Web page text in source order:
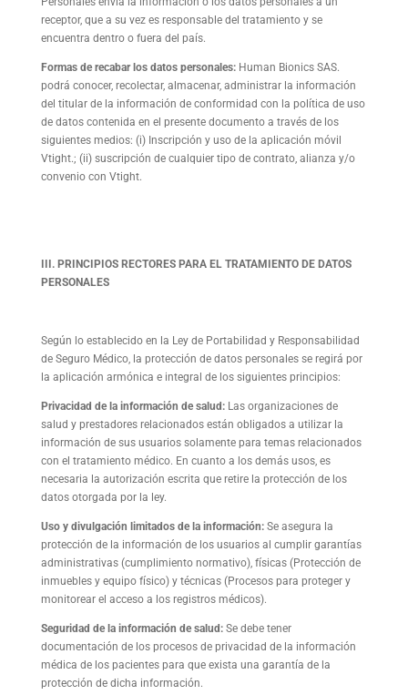
receptor, que a su vez es responsable del tratamiento y se
encuentra dentro o fuera del país.
Formas de recabar los datos personales:Human Bionics SAS.
podrá conocer, recolectar, almacenar, administrar la información
del titular de la información de conformidad con la política de uso
de datos contenida en el presente documento a través de los
siguientes medios: (i) Inscripción y uso de la aplicación móvil
Vtight.; (ii) suscripción de cualquier tipo de contrato, alianza y/o
convenio con Vtight.
III. PRINCIPIOS RECTORES PARA EL TRATAMIENTO DE DATOS
PERSONALES
Según lo establecido en la Ley de Portabilidad y Responsabilidad
de Seguro Médico, la protección de datos personales se regirá por
la aplicación armónica e integral de los siguientes principios:
Privacidad de la información de salud: Las organizaciones de
salud y prestadores relacionados están obligados a utilizar la
información de sus usuarios solamente para temas relacionados
con el tratamiento médico. En cuanto a los demás usos, es
necesaria la autorización escrita que retire la protección de los
datos otorgada por la ley.
Uso y divulgación limitados de la información: Se asegura la
protección de la información de los usuarios al cumplir garantías
administrativas (cumplimiento normativo), físicas (Protección de
inmuebles y equipo físico) y técnicas (Procesos para proteger y
monitorear el acceso a los registros médicos).
Seguridad de la información de salud: Se debe tener
documentación de los procesos de privacidad de la información
médica de los pacientes para que exista una garantía de la
protección de dicha información.